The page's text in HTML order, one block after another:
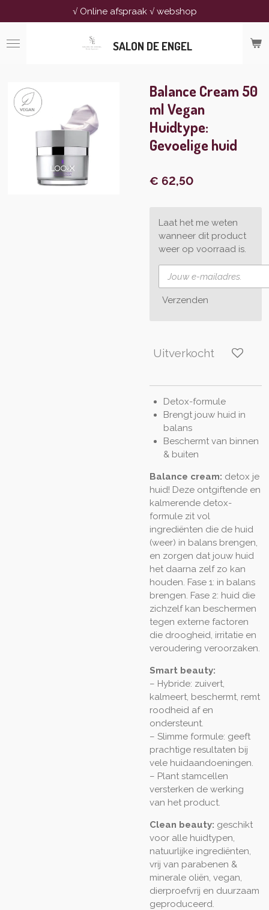
direct
naar
SALON DE ENGEL
√ Online afspraak √ webshop
Balance Cream 50
ml Vegan
Huidtype:
Gevoelige huid
€ 62,50
Laat het me weten
wanneer dit product
weer op voorraad is.
Verzenden
Uitverkocht
Detox-formule
Brengt jouw huid in
balans
Beschermt van binnen
& buiten
Balance cream: detox je
huid! Deze ontgiftende en
kalmerende detox-
formule zit vol
ingrediënten die de huid
(weer) in balans brengen,
en zorgen dat jouw huid
het daarna zelf zo kan
houden. Fase 1: in balans
brengen. Fase 2: huid die
zichzelf kan beschermen
tegen externe factoren
die droogheid, irritatie en
veroudering veroorzaken.
Smart beauty:
– Hybride: zuivert,
kalmeert, beschermt, remt
roodheid af en
ondersteunt.
– Slimme formule: geeft
prachtige resultaten bij
vele huidaandoeningen.
– Plant stamcellen
versterken de werking
van het product.
Clean beauty: geschikt
voor alle huidtypen,
natuurlijke ingrediënten,
vrij van parabenen &
minerale oliën, vegan,
dierproefvrij en duurzaam
geproduceerd.